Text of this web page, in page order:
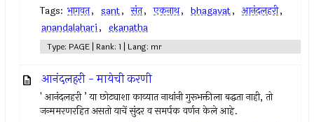
Tags: भागवत, sant, संत, एकनाथ, bhagavat, आनंदलहरी,
anandalahari, ekanatha
Type: PAGE | Rank: 1 | Lang: mr
आनंदलहरी - मायेची करणी
' आनंदलहरी ’ या छोट्याशा काव्यात नाथांनी गुरूभक्तीला बद्धता नाही, तो
जन्ममरणरहित असतो याचें सुंदर व समर्पक वर्णन केले आहे.